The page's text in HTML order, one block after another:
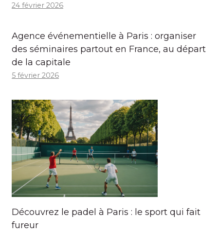
24 février 2026
Agence événementielle à Paris : organiser
des séminaires partout en France, au départ
de la capitale
5 février 2026
Découvrez le padel à Paris : le sport qui fait
fureur